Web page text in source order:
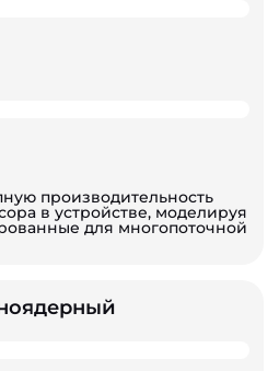
производительность
в устройстве, моделируя
для многопоточной